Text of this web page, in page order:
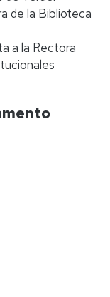
de la Biblioteca
a la Rectora